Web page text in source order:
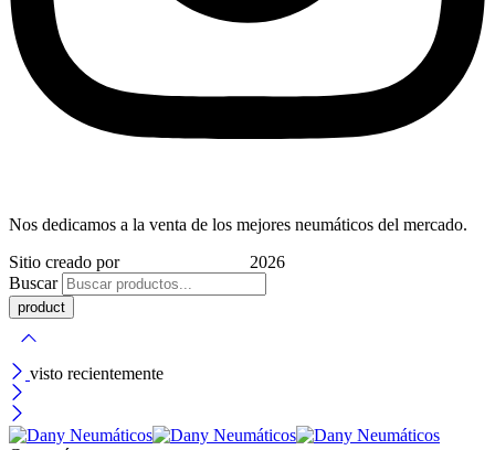
Nos dedicamos a la venta de los mejores neumáticos del mercado.
Sitio creado por
2026
Buscar
visto recientemente